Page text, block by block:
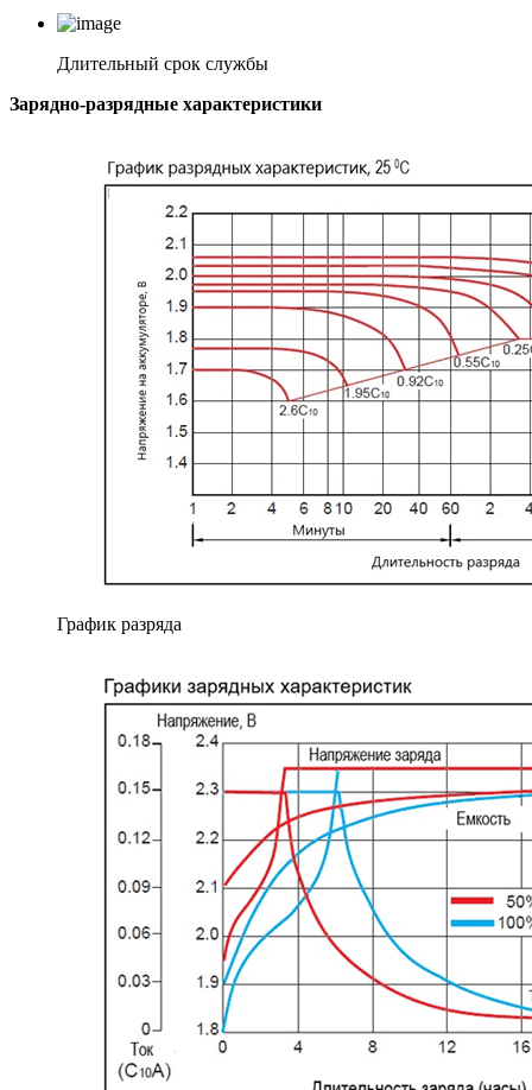
Длительный срок службы
Зарядно-разрядные характеристики
График разряда